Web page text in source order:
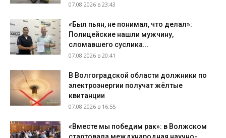
07.08.2026 в 23:43
«Был пьян, не понимал, что делал»:
Полицейские нашли мужчину,
сломавшего суслика...
07.08.2026 в 20:41
В Волгоградской области должники по
электроэнергии получат жёлтые
квитанции
07.08.2026 в 16:55
«Вместе мы победим рак»: в Волжском